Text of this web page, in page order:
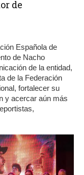
de
Española de
de Nacho
de la entidad,
de la Federación
fortalecer su
y acercar aún más